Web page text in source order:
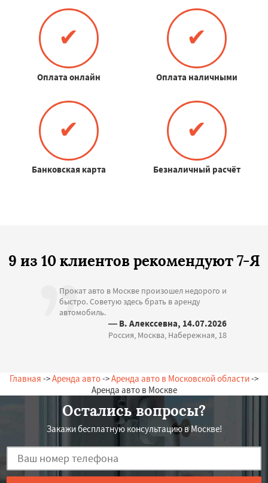
✔
Оплата онлайн
✔
Оплата наличными
✔
Банковская карта
✔
Безналичный расчёт
9 из 10 клиентов рекомендуют 7-Я
Прокат авто в Москве произошел недорого и
быстро. Советую здесь брать в аренду
автомобиль.
— В. Алекссевна, 14.07.2026
Россия, Москва, Набережная, 18
Главная ->Аренда авто->Аренда авто в Московской области->
Аренда авто в Москве
Остались вопросы?
Закажи бесплатную консультацию в Москве!